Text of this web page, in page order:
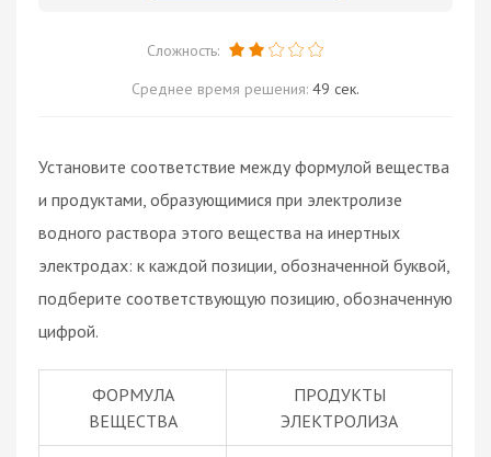
Сложность:
Среднее время решения: 49 сек.
Установите соответствие между формулой вещества
и продуктами, образующимися при электролизе
водного раствора этого вещества на инертных
электродах: к каждой позиции, обозначенной буквой,
подберите соответствующую позицию, обозначенную
цифрой.
ФОРМУЛА
ВЕЩЕСТВА
ПРОДУКТЫ
ЭЛЕКТРОЛИЗА